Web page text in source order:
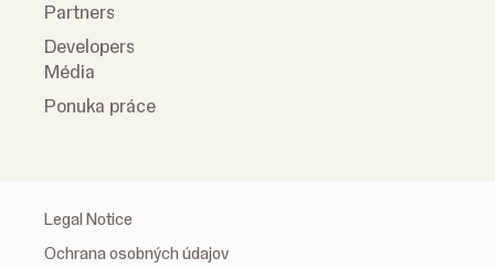
Partners
Developers
Média
Ponuka práce
Legal Notice
Ochrana osobných údajov